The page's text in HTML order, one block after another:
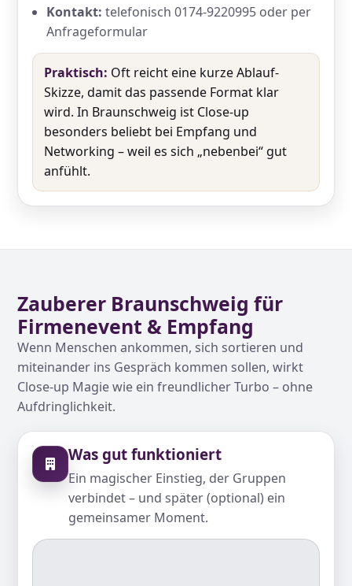
Kontakt: telefonisch 0174-9220995 oder per
Anfrageformular
Praktisch: Oft reicht eine kurze Ablauf-
Skizze, damit das passende Format klar
wird. In Braunschweig ist Close-up
besonders beliebt bei Empfang und
Networking – weil es sich „nebenbei“ gut
anfühlt.
Zauberer Braunschweig für
Firmenevent & Empfang
Wenn Menschen ankommen, sich sortieren und
miteinander ins Gespräch kommen sollen, wirkt
Close-up Magie wie ein freundlicher Turbo – ohne
Aufdringlichkeit.
Was gut funktioniert
Ein magischer Einstieg, der Gruppen
verbindet – und später (optional) ein
gemeinsamer Moment.